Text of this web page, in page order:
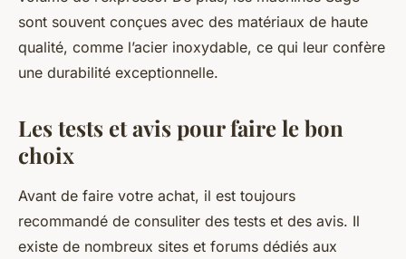
sont souvent conçues avec des matériaux de haute
qualité, comme l’acier inoxydable, ce qui leur confère
une durabilité exceptionnelle.
Les tests et avis pour faire le bon
choix
Avant de faire votre achat, il est toujours
recommandé de consuliter des tests et des avis. Il
existe de nombreux sites et forums dédiés aux